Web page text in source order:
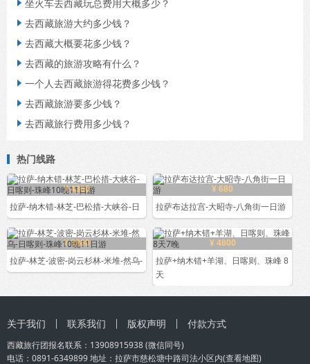
 坐火车去西藏玩总费用大概多少？
 去西藏旅游大约多少钱？
 去西藏大概要花多少钱？
 去西藏的旅游攻略有什么？
 一个人去西藏旅游得花费多少钱？
 去西藏旅游要多少钱？
 去西藏旅行费用多少钱？
热门线路
¥ 4360
拉萨-纳木错-林芝-巴松措-大峡谷-日
¥ 680
拉萨布达拉宫-大昭寺-八角街一日游
¥ 3860
拉萨-林芝-波密-岗云杉林-米堆-然乌-
¥ 4800
拉萨+纳木错+羊湖、日喀则、珠峰 8
天
关于我们 联系我们 版权声明 付款方式
西藏旅行团报名联系： 13908915938(微信同号)
电话：0891-6349899 地址：拉萨市慈松塘中路司法小区内(查看地图)